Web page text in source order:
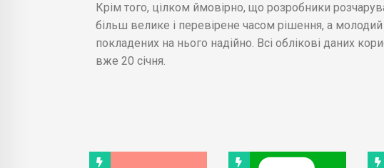
Крім того, цілком ймовірно, що розробники
більш велике і перевірене часом рішення, а
покладених на нього надійно. Всі облікові даних
вже 20 січня.